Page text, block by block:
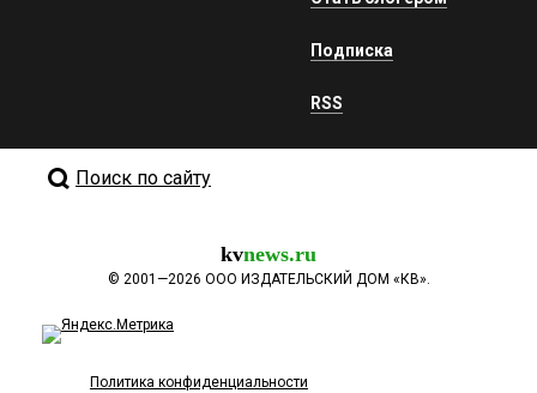
Подписка
RSS
Поиск по сайту
kvnews.ru
© 2001—2026 ООО ИЗДАТЕЛЬСКИЙ ДОМ «КВ».
Политика конфиденциальности